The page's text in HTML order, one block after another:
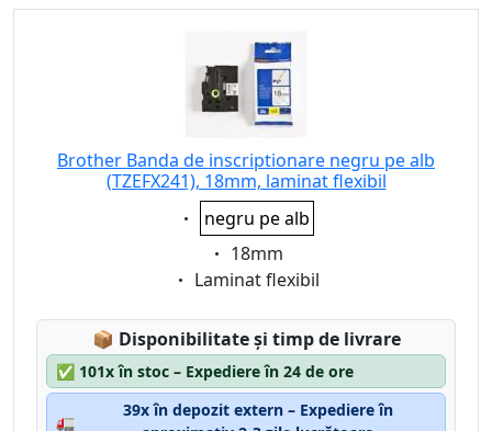
Brother Banda de inscriptionare negru pe alb
(TZEFX241), 18mm, laminat flexibil
Eigenschaft:
negru pe alb
Eigenschaft:
18mm
Eigenschaft:
Laminat flexibil
📦 Lagerstatus:
Disponibilitate și timp de livrare
✅ 101x în stoc – Expediere în 24 de ore
🚛
39x în depozit extern – Expediere în